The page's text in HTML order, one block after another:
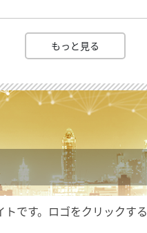
もっと見る
です。ロゴをクリックす